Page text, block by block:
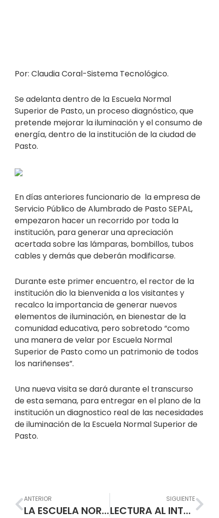
Por: Claudia Coral-Sistema Tecnológico.
Se adelanta dentro de la Escuela Normal
Superior de Pasto, un proceso diagnóstico, que
pretende mejorar la iluminación y el consumo de
energía, dentro de la institución de la ciudad de
Pasto.
En días anteriores funcionario de la empresa de
Servicio Público de Alumbrado de Pasto SEPAL,
empezaron hacer un recorrido por toda la
institución, para generar una apreciación
acertada sobre las lámparas, bombillos, tubos
cables y demás que deberán modificarse.
Durante este primer encuentro, el rector de la
institución dio la bienvenida a los visitantes y
recalco la importancia de generar nuevos
elementos de iluminación, en bienestar de la
comunidad educativa, pero sobretodo “como
una manera de velar por Escuela Normal
Superior de Pasto como un patrimonio de todos
los nariñenses”.
Una nueva visita se dará durante el transcurso
de esta semana, para entregar en el plano de la
institución un diagnostico real de las necesidades
de iluminación de la Escuela Normal Superior de
Pasto.
Prev
ANTERIOR
LA ESCUELA NORMAL SUPERIOR DE PASTO LEDA LA BIENVENIDA A UN NUEVO AÑO ESCOLAR
SIGUIENTE
LECTURA AL INTERIOR DE LA ESCUELA NORMAL SUPERIOR DE PASTO